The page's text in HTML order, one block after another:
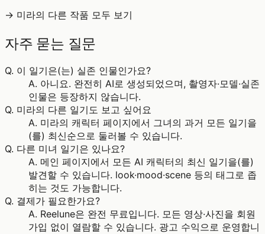
→ 미라의 다른 작품 모두 보기
자주 묻는 질문
Q. 이 일기은(는) 실존 인물인가요?
A. 아니요. 완전히 AI로 생성되었으며, 촬영자·모델·실존
인물은 등장하지 않습니다.
Q. 미라의 다른 일기도 보고 싶어요
A. 미라의 캐릭터 페이지에서 그녀의 과거 모든 일기을
(를) 최신순으로 둘러볼 수 있습니다.
Q. 다른 미녀 일기은 있나요?
A. 메인 페이지에서 모든 AI 캐릭터의 최신 일기을(를)
발견할 수 있습니다. look·mood·scene 등의 태그로 좁
히는 것도 가능합니다.
Q. 결제가 필요한가요?
A. Reelune은 완전 무료입니다. 모든 영상·사진을 회원
가입 없이 열람할 수 있습니다. 광고 수익으로 운영합니